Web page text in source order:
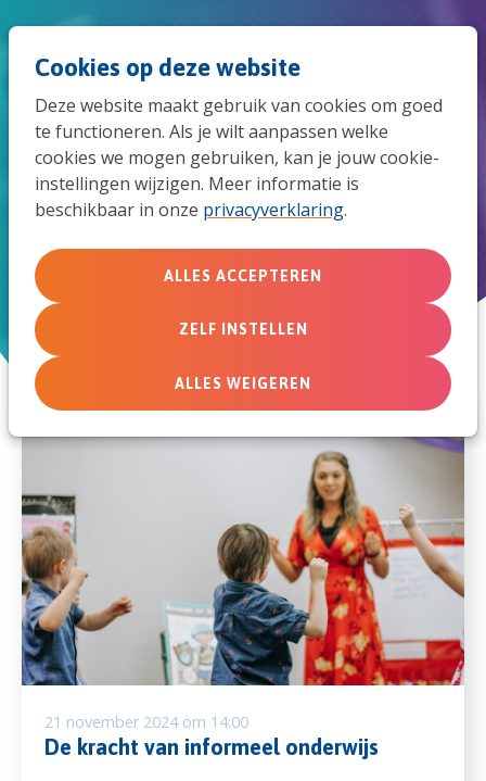
Cookies op deze website
Deze website maakt gebruik van cookies om goed
te functioneren. Als je wilt aanpassen welke
cookies we mogen gebruiken, kan je jouw cookie-
instellingen wijzigen. Meer informatie is
beschikbaar in onze privacyverklaring.
ALLES ACCEPTEREN
ZELF INSTELLEN
ALLES WEIGEREN
naar
de
Maak kennis met onze interim-directeur en
Martine Versteeg - ter Veen
21 november 2024 om 14:00
De kracht van informeel onderwijs